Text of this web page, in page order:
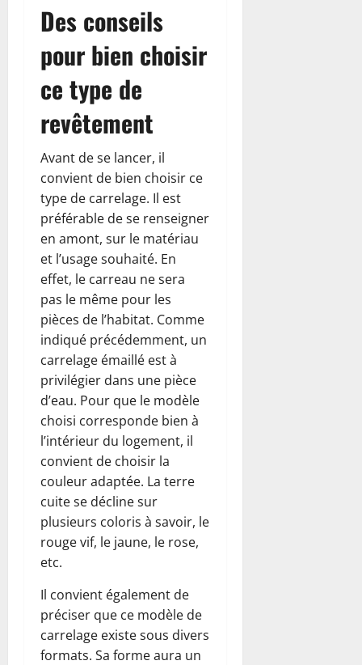
Des conseils
pour bien choisir
ce type de
revêtement
Avant de se lancer, il
convient de bien choisir ce
type de carrelage. Il est
préférable de se renseigner
en amont, sur le matériau
et l’usage souhaité. En
effet, le carreau ne sera
pas le même pour les
pièces de l’habitat. Comme
indiqué précédemment, un
carrelage émaillé est à
privilégier dans une pièce
d’eau. Pour que le modèle
choisi corresponde bien à
l’intérieur du logement, il
convient de choisir la
couleur adaptée. La terre
cuite se décline sur
plusieurs coloris à savoir, le
rouge vif, le jaune, le rose,
etc.
Il convient également de
préciser que ce modèle de
carrelage existe sous divers
formats. Sa forme aura un